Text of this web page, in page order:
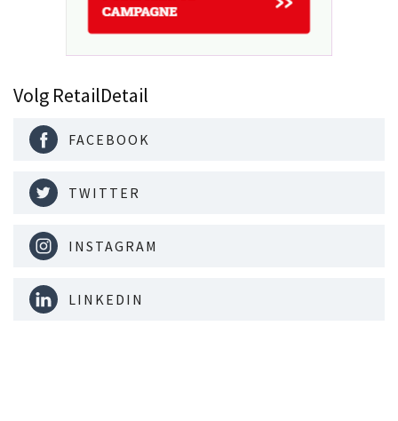
Volg RetailDetail
FACEBOOK
TWITTER
INSTAGRAM
LINKEDIN